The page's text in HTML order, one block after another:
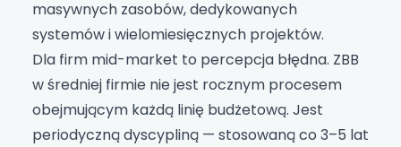
masywnych zasobów, dedykowanych
systemów i wielomiesięcznych projektów.
Dla firm mid-market to percepcja błędna. ZBB
w średniej firmie nie jest rocznym procesem
obejmującym każdą linię budżetową. Jest
periodyczną dyscypliną — stosowaną co 3–5 lat